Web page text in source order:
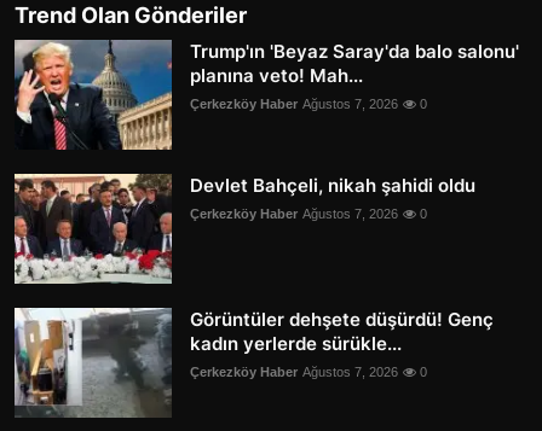
Trend Olan Gönderiler
Trump'ın 'Beyaz Saray'da balo salonu'
planına veto! Mah...
Çerkezköy Haber Ağustos 7, 2026 0
Devlet Bahçeli, nikah şahidi oldu
Çerkezköy Haber Ağustos 7, 2026 0
Görüntüler dehşete düşürdü! Genç
kadın yerlerde sürükle...
Çerkezköy Haber Ağustos 7, 2026 0